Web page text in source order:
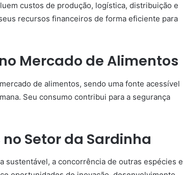
custos de produção, logística, distribuição e
recursos financeiros de forma eficiente para
Mercado de Alimentos
de alimentos, sendo uma fonte acessível
Seu consumo contribui para a segurança
Setor da Sardinha
sustentável, a concorrência de outras espécies e